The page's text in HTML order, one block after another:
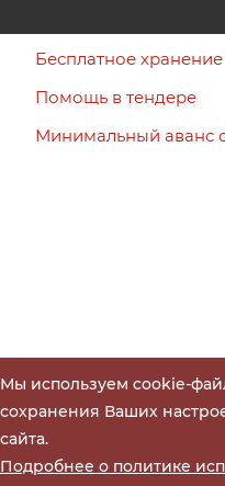
Бесплатное хранение
Помощь в тендере
Минимальный аванс
Мы используем cookie-
сохранения Ваших
сайта.
Подробнее о политике